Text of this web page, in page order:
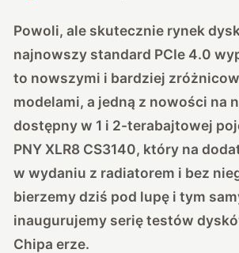
Powoli, ale skutecznie rynek
najnowszy standard PCIe 4.0
to nowszymi i bardziej
modelami, a jedną z nowości na
dostępny w 1 i 2-terabajtowej
PNY XLR8 CS3140, który na
w wydaniu z radiatorem i bez
bierzemy dziś pod lupę i tym
inaugurujemy serię testów
Chipa erze.